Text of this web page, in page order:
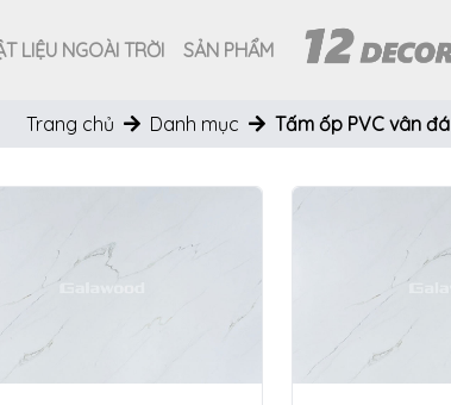
LIỆU NGOÀI TRỜI SẢN PHẨM
Trang chủ Danh mục Tấm ốp PVC vân đá